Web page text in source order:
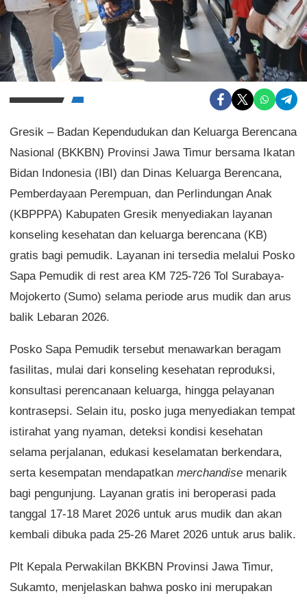
Gresik – Badan Kependudukan dan Keluarga Berencana
Nasional (BKKBN) Provinsi Jawa Timur bersama Ikatan
Bidan Indonesia (IBI) dan Dinas Keluarga Berencana,
Pemberdayaan Perempuan, dan Perlindungan Anak
(KBPPPA) Kabupaten Gresik menyediakan layanan
konseling kesehatan dan keluarga berencana (KB)
gratis bagi pemudik. Layanan ini tersedia melalui Posko
Sapa Pemudik di rest area KM 725-726 Tol Surabaya-
Mojokerto (Sumo) selama periode arus mudik dan arus
balik Lebaran 2026.
Posko Sapa Pemudik tersebut menawarkan beragam
fasilitas, mulai dari konseling kesehatan reproduksi,
konsultasi perencanaan keluarga, hingga pelayanan
kontrasepsi. Selain itu, posko juga menyediakan tempat
istirahat yang nyaman, deteksi kondisi kesehatan
selama perjalanan, edukasi keselamatan berkendara,
serta kesempatan mendapatkan merchandise menarik
bagi pengunjung. Layanan gratis ini beroperasi pada
tanggal 17-18 Maret 2026 untuk arus mudik dan akan
kembali dibuka pada 25-26 Maret 2026 untuk arus balik.
Plt Kepala Perwakilan BKKBN Provinsi Jawa Timur,
Sukamto, menjelaskan bahwa posko ini merupakan